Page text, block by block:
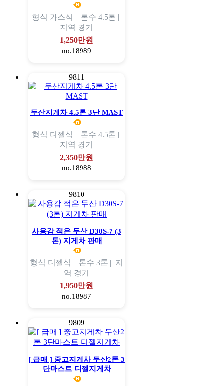
형식 가스식 | 톤수 4.5톤 |
지역 경기
1,250만원
no.18989
9811
두산지게차 4.5톤 3단 MAST
형식 디젤식 | 톤수 4.5톤 |
지역 경기
2,350만원
no.18988
9810
사용감 적은 두산 D30S-7 (3
톤) 지게차 판매
형식 디젤식 | 톤수 3톤 | 지
역 경기
1,950만원
no.18987
9809
[ 급매 ] 중고지게차 두산2톤 3
단마스트 디젤지게차